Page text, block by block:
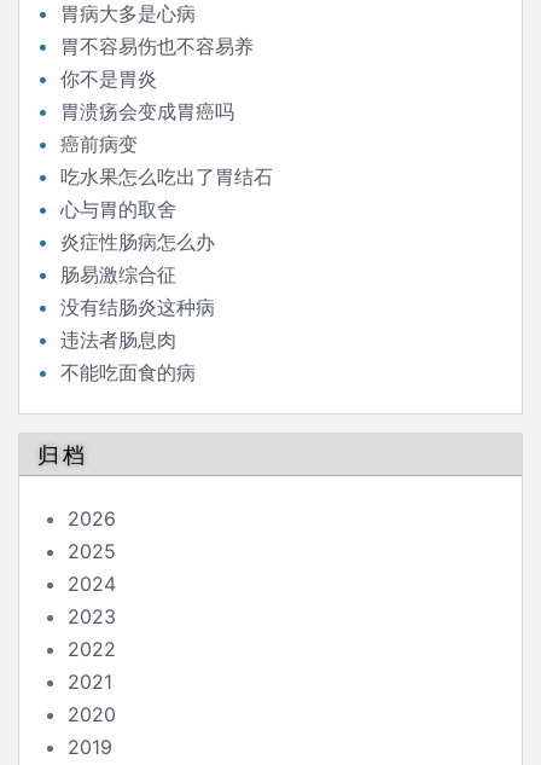
胃病大多是心病
胃不容易伤也不容易养
你不是胃炎
胃溃疡会变成胃癌吗
癌前病变
吃水果怎么吃出了胃结石
心与胃的取舍
炎症性肠病怎么办
肠易激综合征
没有结肠炎这种病
违法者肠息肉
不能吃面食的病
归档
2026
2025
2024
2023
2022
2021
2020
2019